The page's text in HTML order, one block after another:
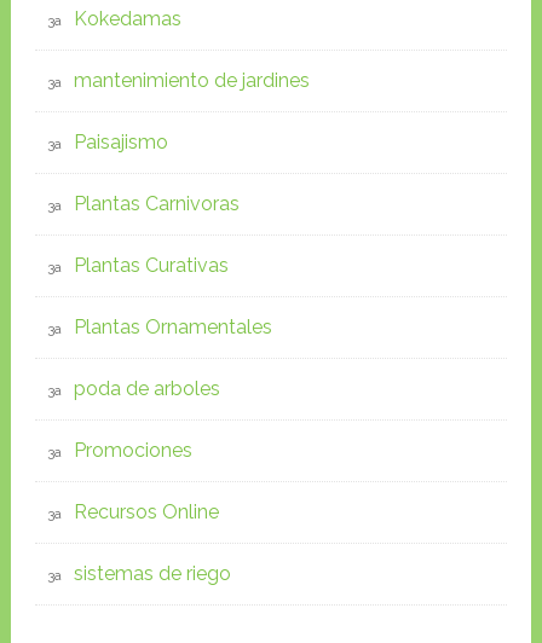
Kokedamas
mantenimiento de jardines
Paisajismo
Plantas Carnivoras
Plantas Curativas
Plantas Ornamentales
poda de arboles
Promociones
Recursos Online
sistemas de riego